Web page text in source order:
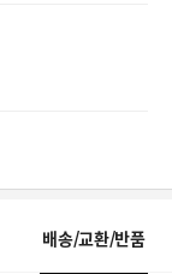
배송/교환/반품